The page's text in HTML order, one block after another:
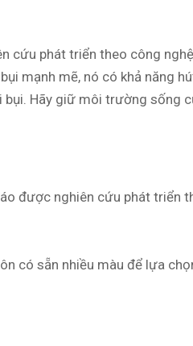
cứu phát triển theo công
mạnh mẽ, nó có khả năng
Hãy giữ môi trường sống
được nghiên cứu phát triển
có sẵn nhiều màu để lựa